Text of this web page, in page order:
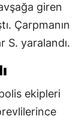
giren
Çarpmanın
S. yaralandı.
ekipleri